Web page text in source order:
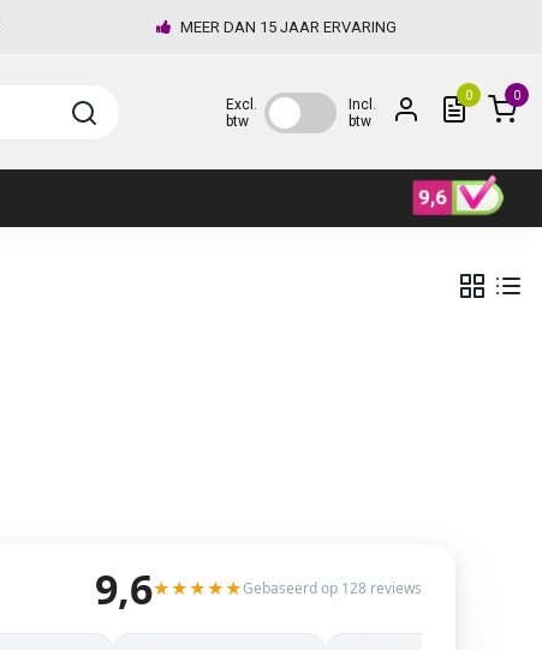
MEER DAN 15 JAAR ERVARING
Excl.
btw
Incl.
btw
0 0
9,6★★★★★Gebaseerd op 128 reviews